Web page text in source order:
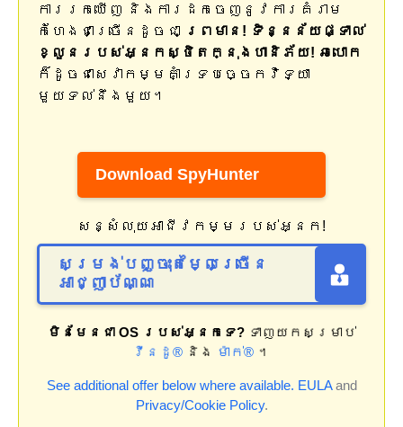
ការរកឃើញ និងការដកចេញនូវការគំរាម
កំហែងជាច្រើនដូចជា ព្រមាន! ទិន្នន័យផ្ទាល់
ខ្លួនរបស់អ្នកស្ថិតក្នុងហានិភ័យ! ឆបោក
ក៏ដូចជាសេវាកម្មគាំទ្របច្ចេកវិទ្យា
មួយទល់នឹងមួយ។
Download SpyHunter
សន្សំលុយអាជីវកម្មរបស់អ្នក!
សម្រង់បញ្ចុះតម្លៃច្រើន
អាជ្ញាប័ណ្ណ
មិនមែនជា OS របស់អ្នកទេ?ទាញយកសម្រាប់
វីនដូ® និង ម៉ាក់® ។
See additional offer below where available. EULAand
Privacy/Cookie Policy.